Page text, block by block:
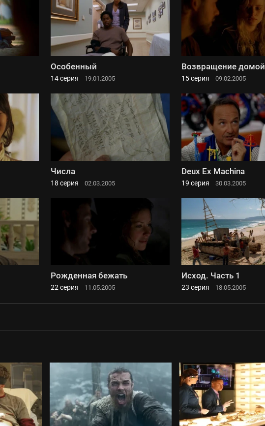
Особенный
14 серия 19.01.2005
Возвращение домой
15 серия 09.02.2005
Числа
18 серия 02.03.2005
Deux Ex Machina
19 серия 30.03.2005
Рожденная бежать
22 серия 11.05.2005
Исход. Часть 1
23 серия 18.05.2005